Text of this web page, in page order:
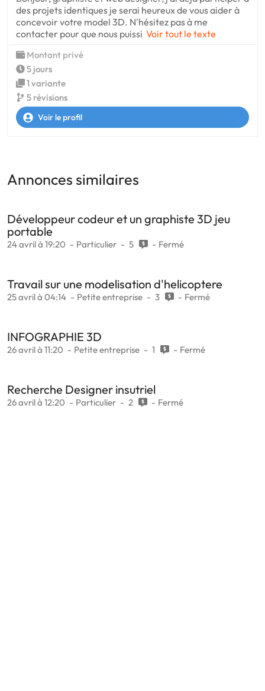
des projets identiques je serai heureux de vous aider à
concevoir votre model 3D. N'hésitez pas à me
contacter pour que nous puissi Voir tout le texte
Montant privé
5 jours
1 variante
5 révisions
Voir le profil
Annonces similaires
Développeur codeur et un graphiste 3D jeu
portable
24 avril à 19:20 Particulier 5 Fermé
Travail sur une modelisation d'helicoptere
25 avril à 04:14 Petite entreprise 3 Fermé
INFOGRAPHIE 3D
26 avril à 11:20 Petite entreprise 1 Fermé
Recherche Designer insutriel
26 avril à 12:20 Particulier 2 Fermé